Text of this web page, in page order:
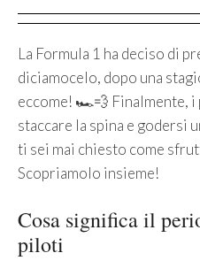
La Formula 1 ha deciso di
diciamocelo, dopo una
eccome! 🏎️💨 Finalmente, i
staccare la spina e godersi
ti sei mai chiesto come
Scopriamolo insieme!
Cosa significa il
piloti